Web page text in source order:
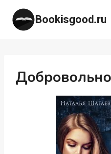
Перейти
содержимому
Bookisgood.ru